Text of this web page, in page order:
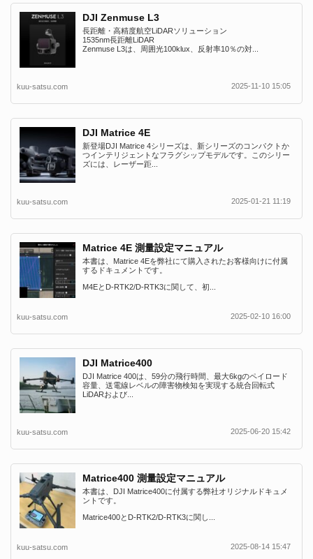
DJI Zenmuse L3
長距離・高精度航空LiDARソリューション
1535nm長距離LiDAR
Zenmuse L3は、周囲光100klux、反射率10％の対...
kuu-satsu.com 2025-11-10 15:05
DJI Matrice 4E
新登場DJI Matrice 4シリーズは、新シリーズのコンパクトか
つインテリジェントなフラグシップモデルです。このシリー
ズには、レーザー距...
kuu-satsu.com 2025-01-21 11:19
Matrice 4E 測量設定マニュアル
本書は、Matrice 4Eを弊社にて購入されたお客様向けに付属
するドキュメントです。
M4EとD-RTK2/D-RTK3に関して、初...
kuu-satsu.com 2025-02-10 16:00
DJI Matrice400
DJI Matrice 400は、59分の飛行時間、最大6kgのペイロード
容量、送電線レベルの障害物検知を実現する統合回転式
LiDARおよび...
kuu-satsu.com 2025-06-20 15:42
Matrice400 測量設定マニュアル
本書は、DJI Matrice400に付属する弊社オリジナルドキュメ
ントです。
Matrice400とD-RTK2/D-RTK3に関し...
kuu-satsu.com 2025-08-14 15:47